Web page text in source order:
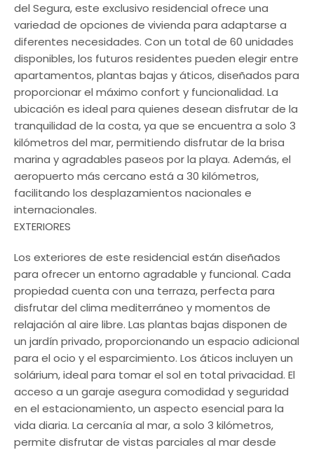
del Segura, este exclusivo residencial ofrece una
variedad de opciones de vivienda para adaptarse a
diferentes necesidades. Con un total de 60 unidades
disponibles, los futuros residentes pueden elegir entre
apartamentos, plantas bajas y áticos, diseñados para
proporcionar el máximo confort y funcionalidad. La
ubicación es ideal para quienes desean disfrutar de la
tranquilidad de la costa, ya que se encuentra a solo 3
kilómetros del mar, permitiendo disfrutar de la brisa
marina y agradables paseos por la playa. Además, el
aeropuerto más cercano está a 30 kilómetros,
facilitando los desplazamientos nacionales e
internacionales.
EXTERIORES
Los exteriores de este residencial están diseñados
para ofrecer un entorno agradable y funcional. Cada
propiedad cuenta con una terraza, perfecta para
disfrutar del clima mediterráneo y momentos de
relajación al aire libre. Las plantas bajas disponen de
un jardín privado, proporcionando un espacio adicional
para el ocio y el esparcimiento. Los áticos incluyen un
solárium, ideal para tomar el sol en total privacidad. El
acceso a un garaje asegura comodidad y seguridad
en el estacionamiento, un aspecto esencial para la
vida diaria. La cercanía al mar, a solo 3 kilómetros,
permite disfrutar de vistas parciales al mar desde